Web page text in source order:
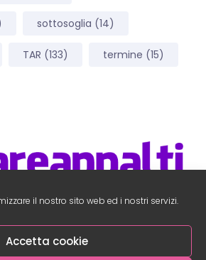
il nostro sito web ed i nostri servizi.
Accetta cookie
sottosoglia (14)
TAR (133) termine (15)
–Accedi al Social Network